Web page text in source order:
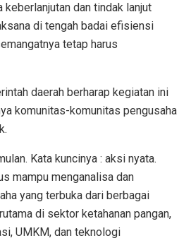
keberlanjutan dan tindak lanjut
di tengah badai efisiensi
tetap harus
daerah berharap kegiatan ini
komunitas-komunitas pengusaha
Kata kuncinya : aksi nyata.
mampu menganalisa dan
yang terbuka dari berbagai
di sektor ketahanan pangan,
UMKM, dan teknologi